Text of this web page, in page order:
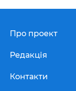
Про проект
Редакція
Контакти